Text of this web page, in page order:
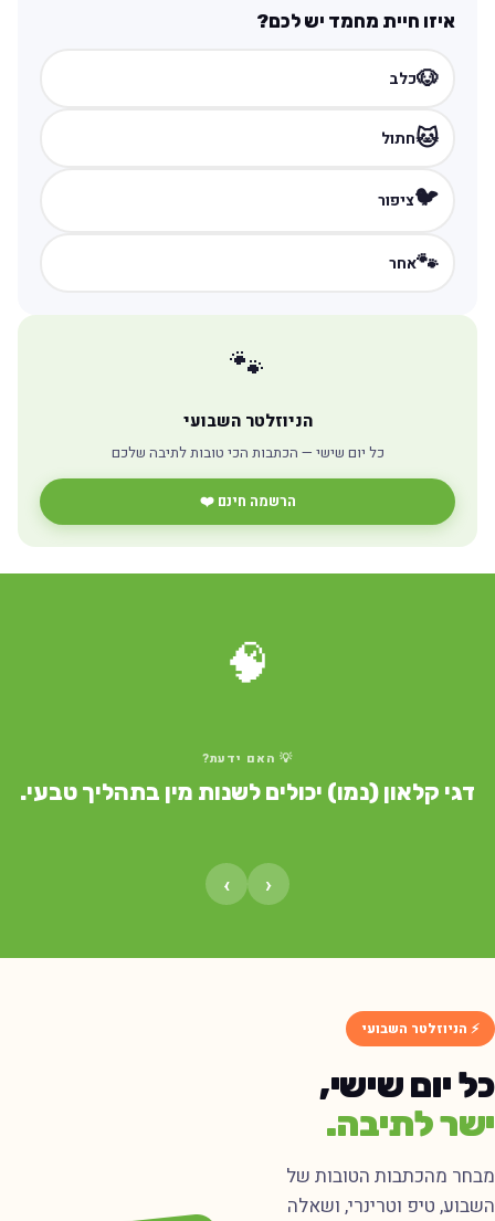
איזו חיית מחמד יש לכם?
🐶כלב
🐱חתול
🐦ציפור
🐾אחר
🐾
הניוזלטר השבועי
כל יום שישי — הכתבות הכי טובות לתיבה שלכם
הרשמה חינם ❤️
🧠
💡 האם ידעת?
דגי קלאון (נמו) יכולים לשנות מין בתהליך טבעי.
⚡ הניוזלטר השבועי
יום שישי,
לתיבה.
מהכתבות הטובות של
טיפ וטרינרי, ושאלה